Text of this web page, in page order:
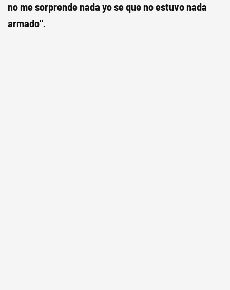
no me sorprende nada yo se que no estuvo nada
armado".